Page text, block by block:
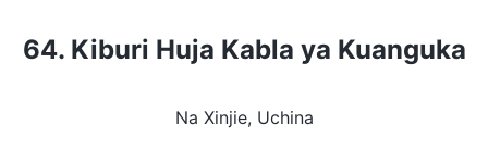
64. Kiburi Huja Kabla ya Kuanguka
Na Xinjie, Uchina